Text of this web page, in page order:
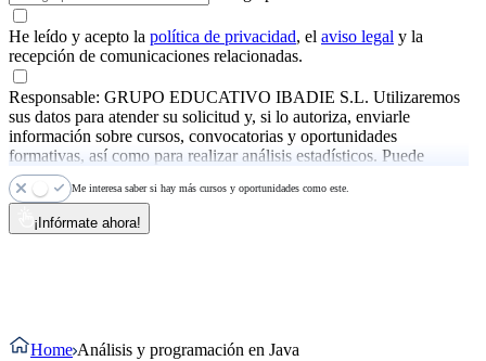
He leído y acepto la política de privacidad, el aviso legal y la
recepción de comunicaciones relacionadas.
Responsable: GRUPO EDUCATIVO IBADIE S.L. Utilizaremos
sus datos para atender su solicitud y, si lo autoriza, enviarle
información sobre cursos, convocatorias y oportunidades
formativas, así como para realizar análisis estadísticos. Puede
ejercer sus derechos y consultar más información en la
privacidad.
Me interesa saber si hay más cursos y oportunidades como este.
¡Infórmate ahora!
Home Análisis y programación en Java